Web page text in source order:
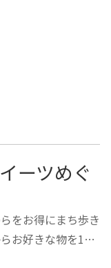
ーツめぐ
をお得にまち歩き
お好きな物を1